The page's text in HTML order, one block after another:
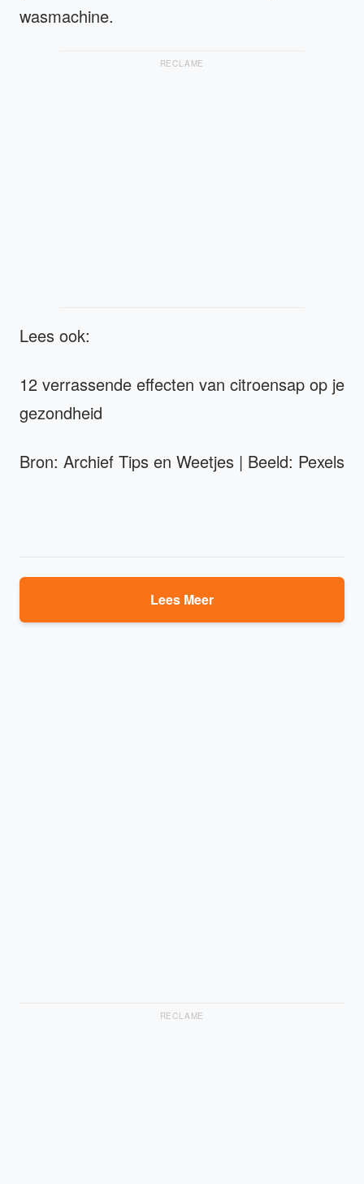
wasmachine.
RECLAME
Lees ook:
12 verrassende effecten van citroensap op je
gezondheid
Bron: Archief Tips en Weetjes | Beeld: Pexels
Lees Meer
RECLAME